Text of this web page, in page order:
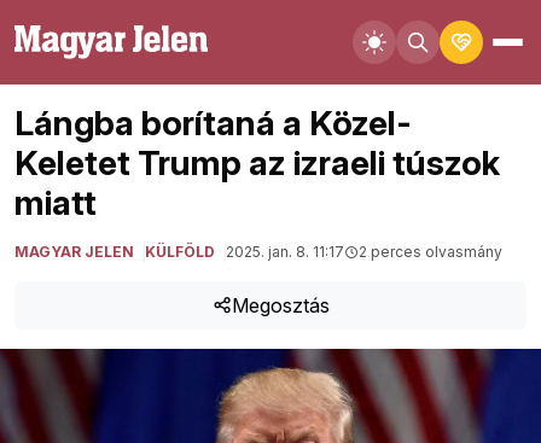
Lángba borítaná a Közel-
Keletet Trump az izraeli túszok
miatt
MAGYAR JELEN KÜLFÖLD 2025. jan. 8. 11:17 2 perces olvasmány
Megosztás